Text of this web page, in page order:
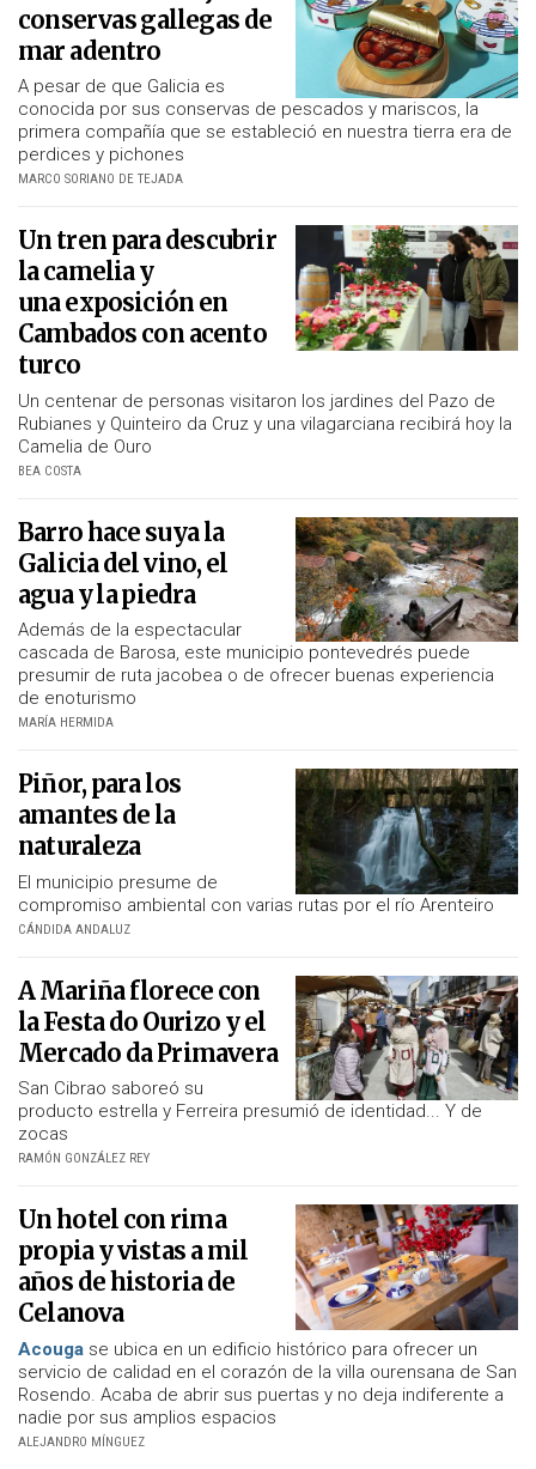
conservas gallegas de
mar adentro
A pesar de que Galicia es
conocida por sus conservas de pescados y mariscos, la
primera compañía que se estableció en nuestra tierra era de
perdices y pichones
MARCO SORIANO DE TEJADA
Un tren para descubrir
la camelia y
una exposición en
Cambados con acento
turco
Un centenar de personas visitaron los jardines del Pazo de
Rubianes y Quinteiro da Cruz y una vilagarciana recibirá hoy la
Camelia de Ouro
BEA COSTA
Barro hace suya la
Galicia del vino, el
agua y la piedra
Además de la espectacular
cascada de Barosa, este municipio pontevedrés puede
presumir de ruta jacobea o de ofrecer buenas experiencia
de enoturismo
MARÍA HERMIDA
Piñor, para los
amantes de la
naturaleza
El municipio presume de
compromiso ambiental con varias rutas por el río Arenteiro
CÁNDIDA ANDALUZ
A Mariña florece con
la Festa do Ourizo y el
Mercado da Primavera
San Cibrao saboreó su
producto estrella y Ferreira presumió de identidad... Y de
zocas
RAMÓN GONZÁLEZ REY
Un hotel con rima
propia y vistas a mil
años de historia de
Celanova
Acouga se ubica en un edificio histórico para ofrecer un
servicio de calidad en el corazón de la villa ourensana de San
Rosendo. Acaba de abrir sus puertas y no deja indiferente a
nadie por sus amplios espacios
ALEJANDRO MÍNGUEZ